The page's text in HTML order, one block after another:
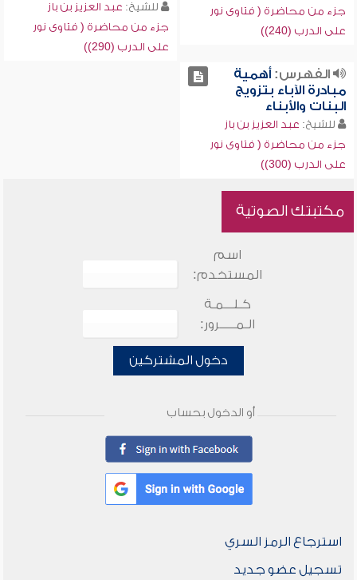
جزء من محاضرة ( فتاوى نور
على الدرب (240))
للشيخ: عبد العزيز بن باز
جزء من محاضرة ( فتاوى نور
على الدرب (290))
الفهرس:أهمية
مبادرة الآباء بتزويج
البنات والأبناء
للشيخ: عبد العزيز بن باز
جزء من محاضرة ( فتاوى نور
على الدرب (300))
مكتبتك الصوتية
اسم
المستخدم:
كـلـــمـة
الـمـــــرور:
دخول المشتركين
أو الدخول بحساب
استرجاع الرمز السري
تسجيل عضو جديد